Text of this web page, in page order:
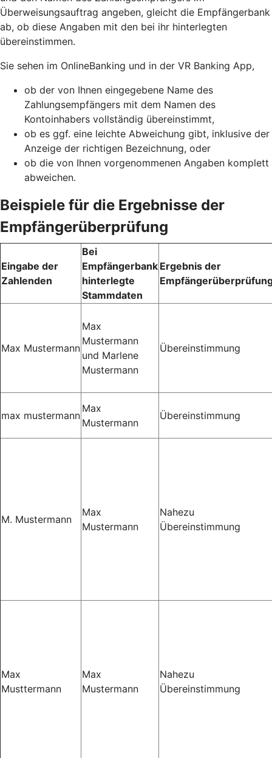
Überweisungsauftrag angeben, gleicht die Empfängerbank
ab, ob diese Angaben mit den bei ihr hinterlegten
übereinstimmen.
Sie sehen im OnlineBanking und in der VR Banking App,
ob der von Ihnen eingegebene Name des
Zahlungsempfängers mit dem Namen des
Kontoinhabers vollständig übereinstimmt,
ob es ggf. eine leichte Abweichung gibt, inklusive der
Anzeige der richtigen Bezeichnung, oder
ob die von Ihnen vorgenommenen Angaben komplett
abweichen.
Beispiele für die Ergebnisse der
Empfängerüberprüfung
Eingabe der
Zahlenden
Bei
Empfängerbank
hinterlegte
Stammdaten
Ergebnis der
Max Mustermann
Max
Mustermann
und Marlene
Mustermann
Übereinstimmung
max mustermann
Max
Mustermann
Übereinstimmung
M. Mustermann
Max
Mustermann
Nahezu
Übereinstimmung
Max
Musttermann
Max
Mustermann
Nahezu
Übereinstimmung